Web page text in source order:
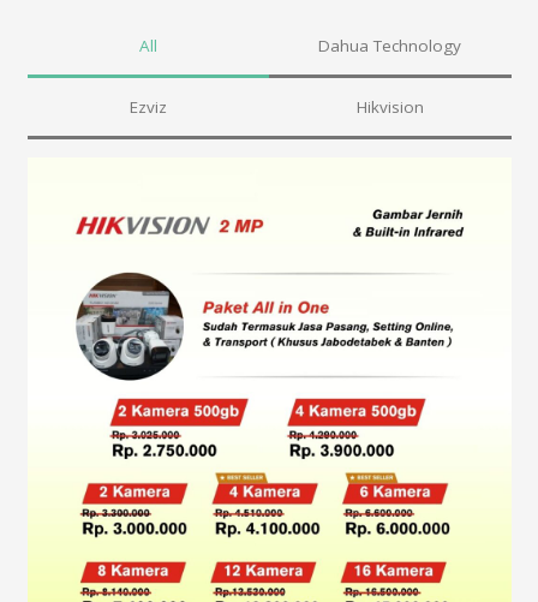
All Dahua Technology
Ezviz Hikvision